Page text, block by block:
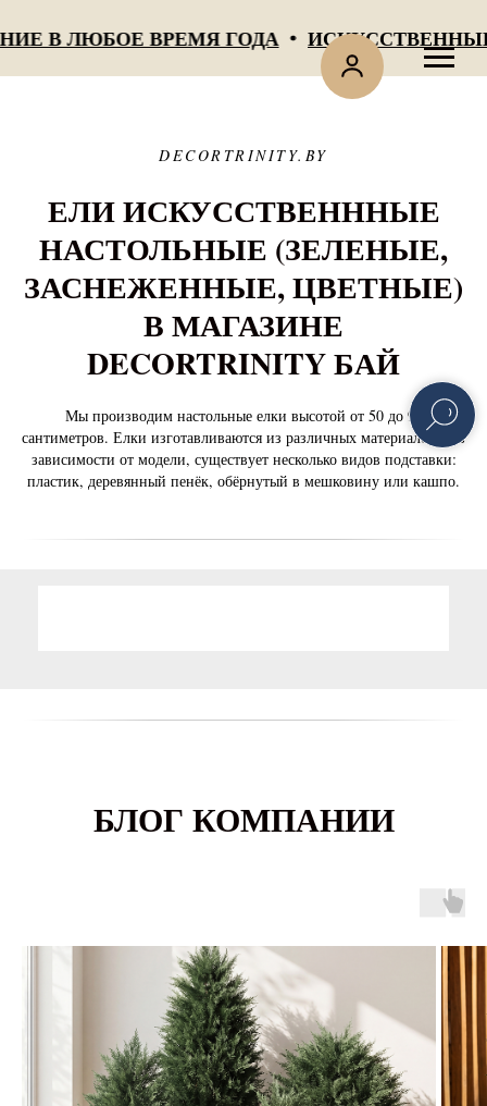
В ЛЮБОЕ ВРЕМЯ ГОДА ИСКУССТВЕННЫЕ
DECORTRINITY.BY
ЕЛИ ИСКУССТВЕНННЫЕ
НАСТОЛЬНЫЕ (ЗЕЛЕНЫЕ,
ЗАСНЕЖЕННЫЕ, ЦВЕТНЫЕ)
В МАГАЗИНЕ
DECORTRINITY БАЙ
Мы производим настольные елки высотой от 50 до 90
сантиметров. Елки изготавливаются из различных материалов и, в
зависимости от модели, существует несколько видов подставки:
пластик, деревянный пенёк, обёрнутый в мешковину или кашпо.
БЛОГ КОМПАНИИ